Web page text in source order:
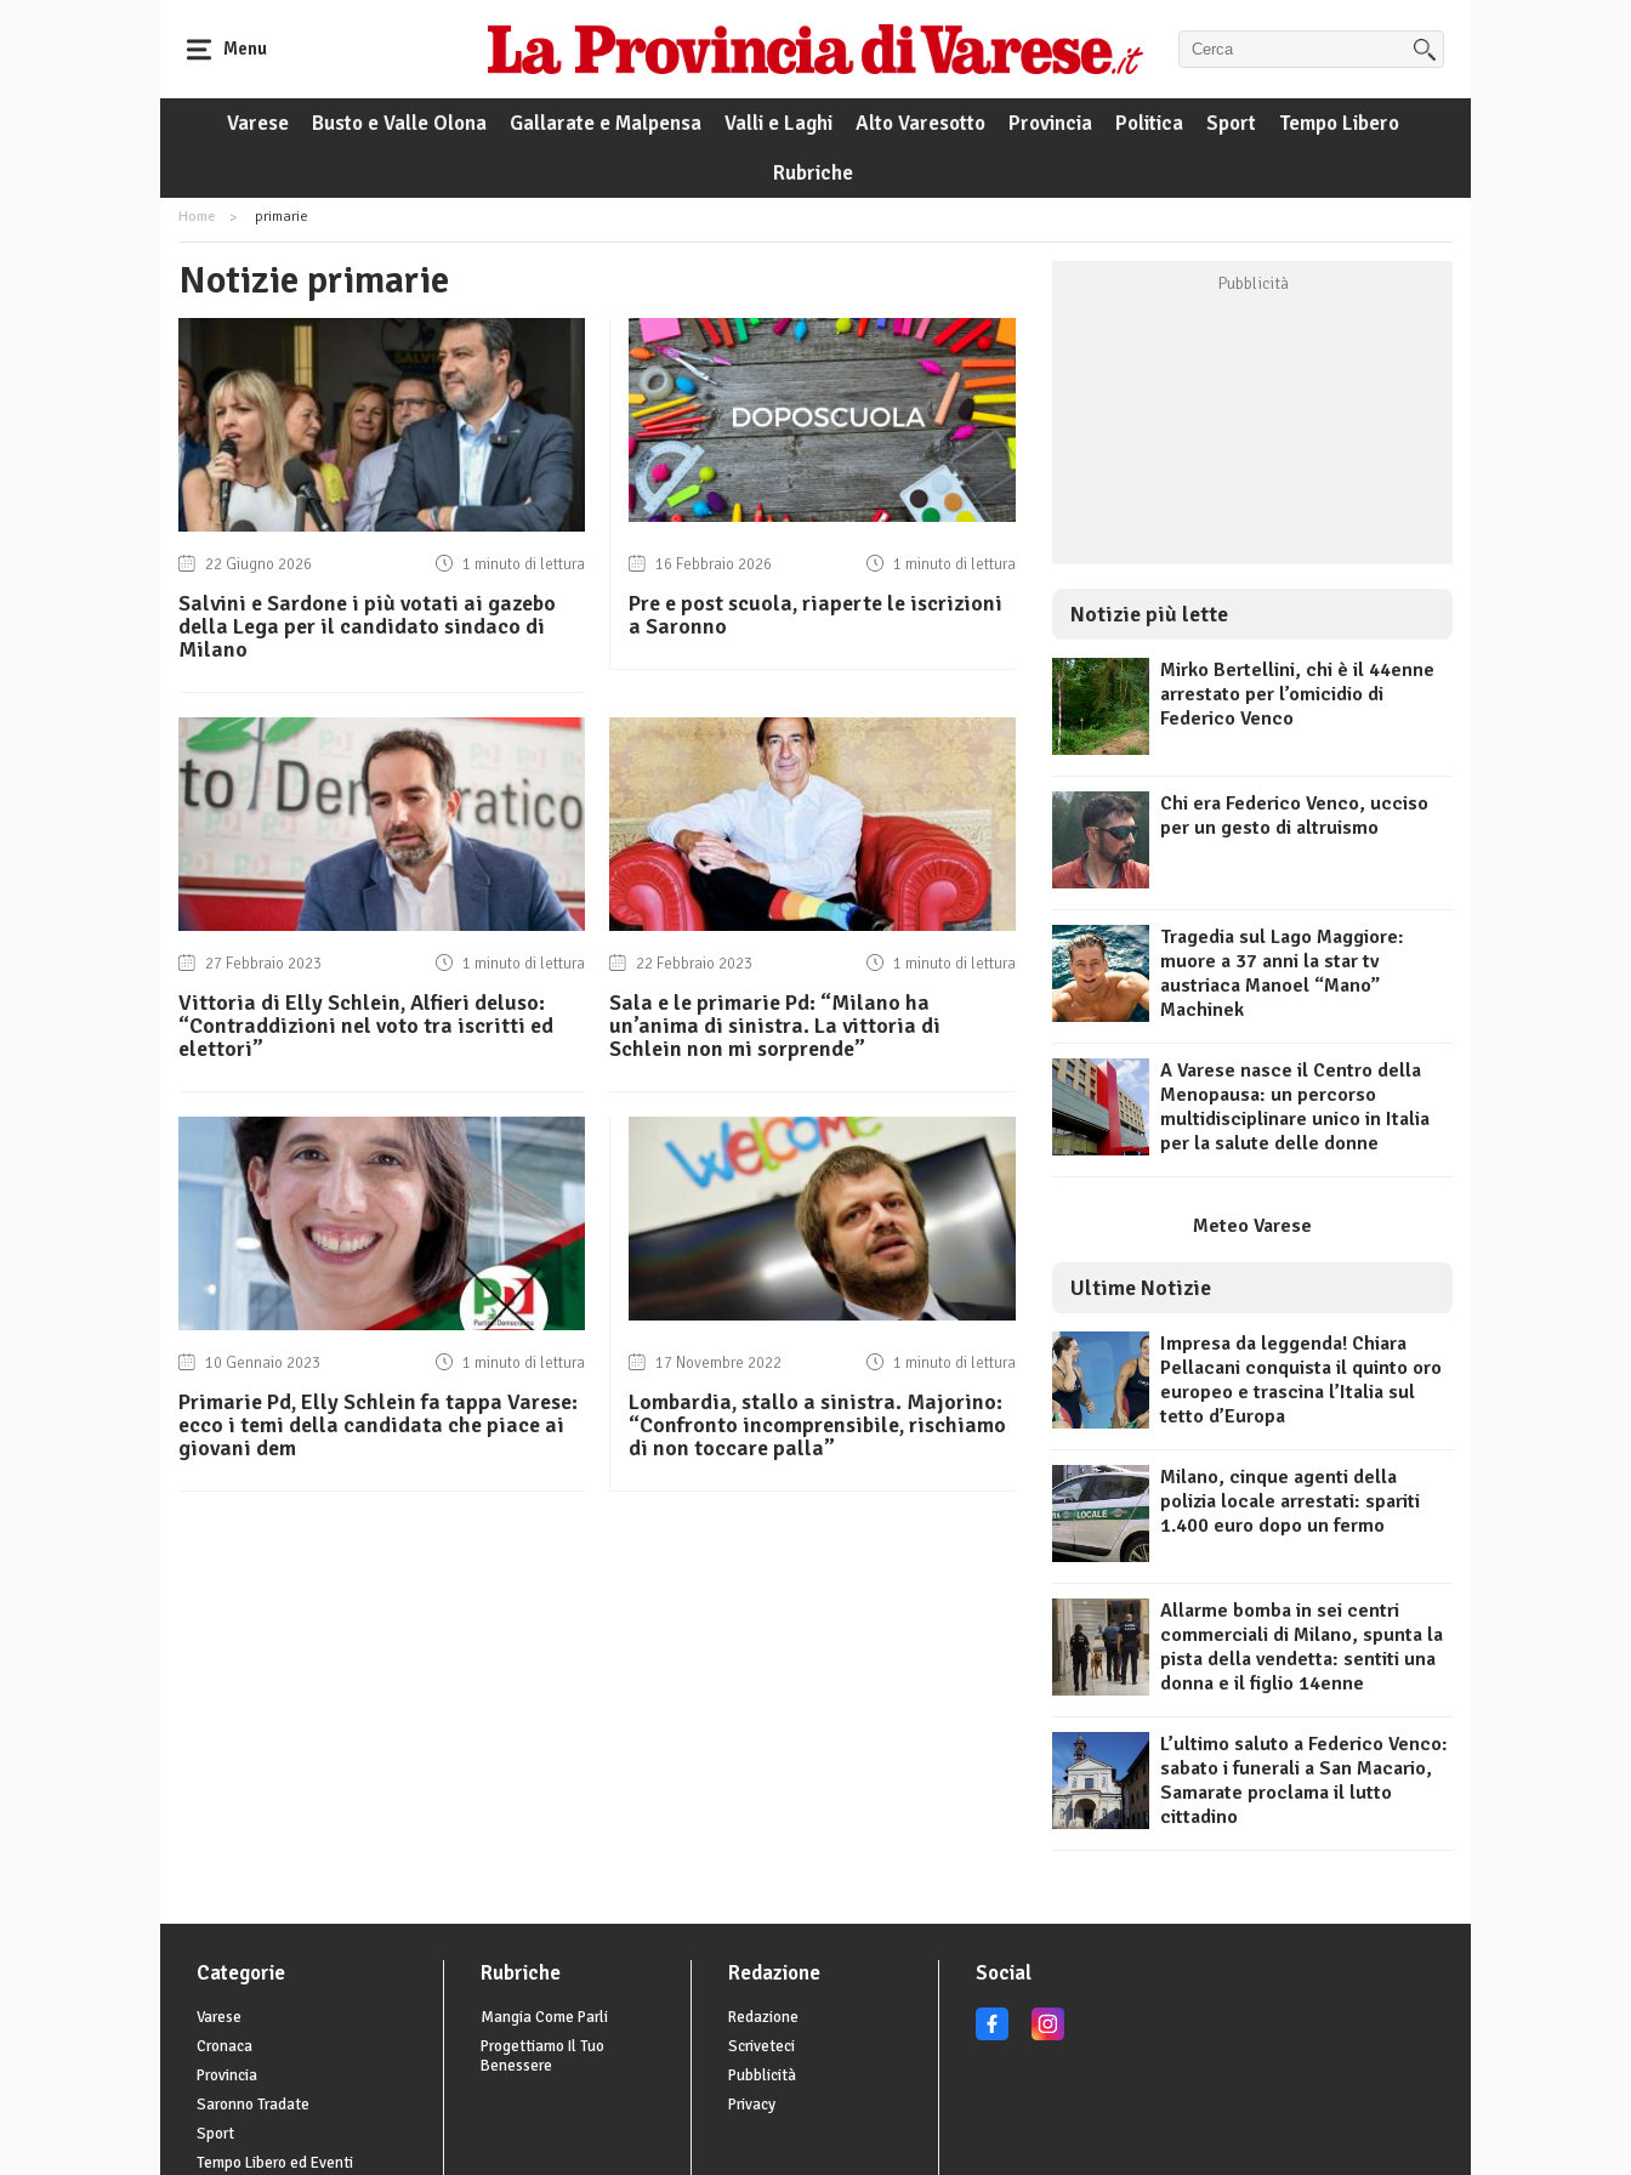
Menu
Varese Busto e Valle Olona Gallarate e Malpensa Valli e Laghi Alto Varesotto Provincia Politica Sport
Tempo Libero
Rubriche
Home primarie
Notizie primarie
22 Giugno 2026 1 minuto di lettura
Salvini e Sardone i più votati ai gazebo
della Lega per il candidato sindaco di
Milano
16 Febbraio 2026 1 minuto di lettura
Pre e post scuola, riaperte le iscrizioni
a Saronno
27 Febbraio 2023 1 minuto di lettura
Vittoria di Elly Schlein, Alfieri deluso:
“Contraddizioni nel voto tra iscritti ed
elettori”
22 Febbraio 2023 1 minuto di lettura
Sala e le primarie Pd: “Milano ha
un’anima di sinistra. La vittoria di
Schlein non mi sorprende”
10 Gennaio 2023 1 minuto di lettura
Primarie Pd, Elly Schlein fa tappa Varese:
ecco i temi della candidata che piace ai
giovani dem
17 Novembre 2022 1 minuto di lettura
Lombardia, stallo a sinistra. Majorino:
“Confronto incomprensibile, rischiamo
di non toccare palla”
Notizie più lette
Mirko Bertellini, chi è il 44enne
arrestato per l’omicidio di
Federico Venco
Chi era Federico Venco, ucciso
per un gesto di altruismo
Tragedia sul Lago Maggiore:
muore a 37 anni la star tv
austriaca Manoel “Mano”
Machinek
A Varese nasce il Centro della
Menopausa: un percorso
multidisciplinare unico in Italia
per la salute delle donne
Meteo Varese
Ultime Notizie
Impresa da leggenda! Chiara
Pellacani conquista il quinto oro
europeo e trascina l’Italia sul
tetto d’Europa
Milano, cinque agenti della
polizia locale arrestati: spariti
1.400 euro dopo un fermo
Allarme bomba in sei centri
commerciali di Milano, spunta la
pista della vendetta: sentiti una
donna e il figlio 14enne
L’ultimo saluto a Federico Venco:
sabato i funerali a San Macario,
Samarate proclama il lutto
cittadino
Categorie
Varese
Cronaca
Provincia
Saronno Tradate
Sport
Tempo Libero ed Eventi
Rubriche
Mangia Come Parli
Progettiamo Il Tuo
Benessere
Redazione
Redazione
Scriveteci
Pubblicità
Privacy
Social